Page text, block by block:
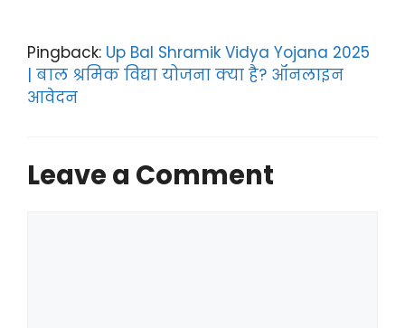
Pingback: Up Bal Shramik Vidya Yojana 2025
| बाल श्रमिक विद्या योजना क्या है? ऑनलाइन
आवेदन
Leave a Comment